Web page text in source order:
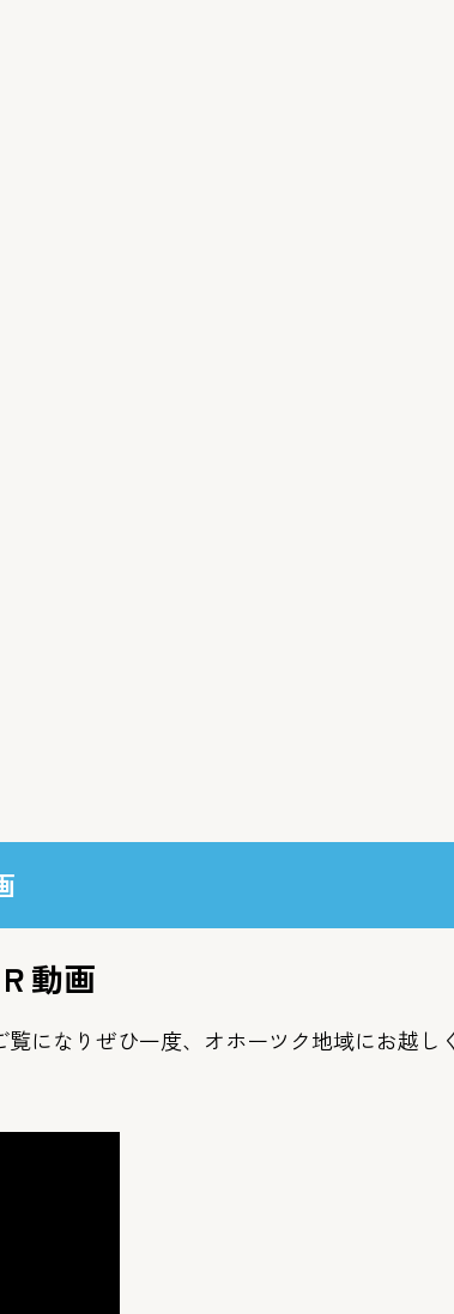
動画
になりぜひ一度、オホーツク地域にお越し